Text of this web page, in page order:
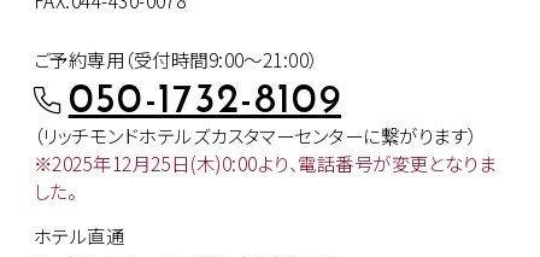
ご予約専用（受付時間9:00～21:00）
050-1732-8109
（リッチモンドホテルズカスタマーセンターに繋がります）
※2025年12月25日(木)0:00より、電話番号が変更となりま
した。
ホテル直通